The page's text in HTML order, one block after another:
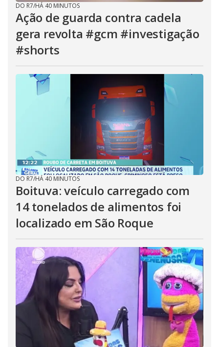
DO R7/HÁ 40 MINUTOS
Ação de guarda contra cadela
gera revolta #gcm #investigação
#shorts
DO R7/HÁ 40 MINUTOS
Boituva: veículo carregado com
14 tonelados de alimentos foi
localizado em São Roque